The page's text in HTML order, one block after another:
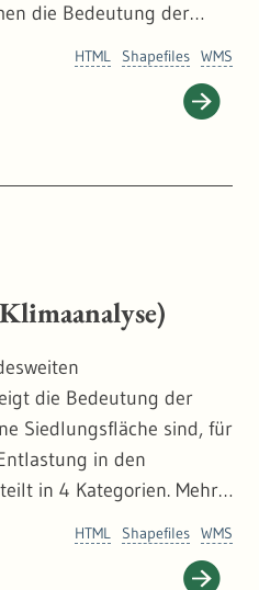
die Bedeutung der
den Pfad bestimmter
der modellierten Nacht
WMS
Shapefiles
HTML
die Bedeutung der
Siedlungsfläche sind, für
in den
in 4 Kategorien. Mehr
WMS
Shapefiles
HTML